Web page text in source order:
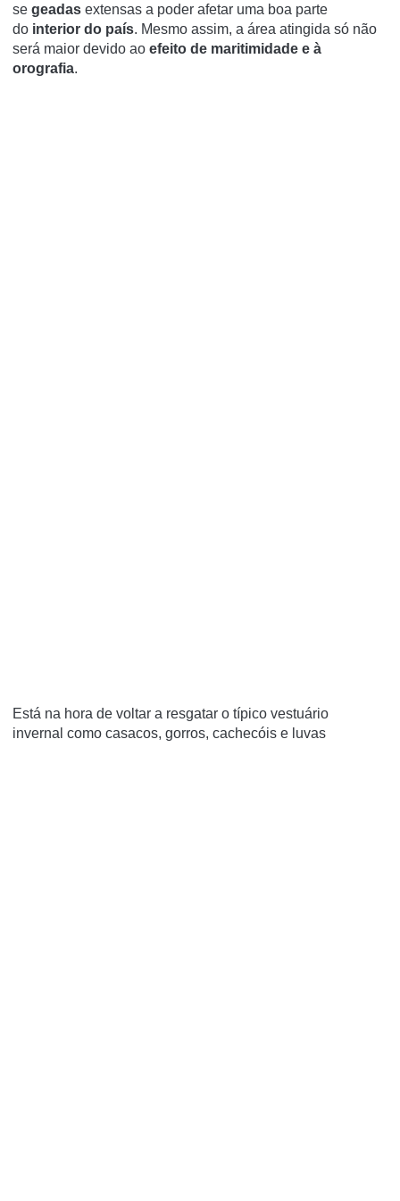
se geadas extensas a poder afetar uma boa parte
do interior do país. Mesmo assim, a área atingida só não
será maior devido ao efeito de maritimidade e à
orografia.
Está na hora de voltar a resgatar o típico vestuário
invernal como casacos, gorros, cachecóis e luvas